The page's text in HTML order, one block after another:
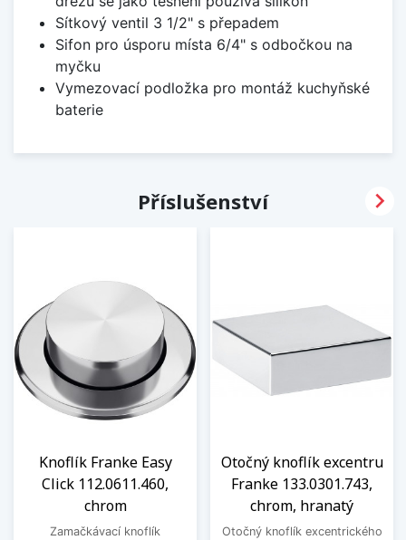
Sítkový ventil 3 1/2" s přepadem
Sifon pro úsporu místa 6/4" s odbočkou na
myčku
Vymezovací podložka pro montáž kuchyňské
baterie
Příslušenství
Knoflík Franke Easy
Click 112.0611.460,
chrom
Zamačkávací knoflík
Otočný knoflík excentru
Franke 133.0301.743,
chrom, hranatý
Otočný knoflík excentrického
